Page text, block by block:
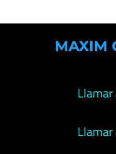
MAXIM